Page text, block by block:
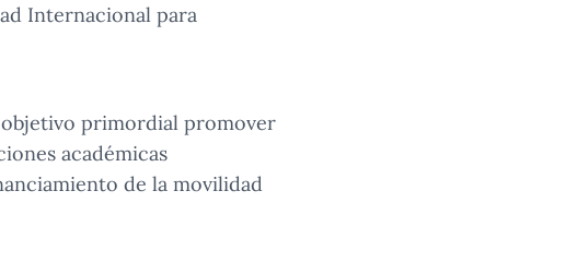
Internacional para
objetivo primordial promover
académicas
de la movilidad